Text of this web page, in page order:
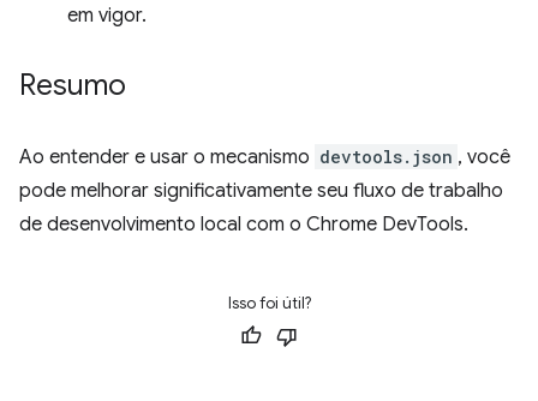
em vigor.
Resumo
Ao entender e usar o mecanismo devtools.json , você
pode melhorar significativamente seu fluxo de trabalho
de desenvolvimento local com o Chrome DevTools.
Isso foi útil?